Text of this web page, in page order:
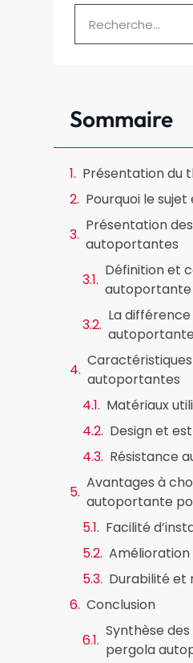
Sommaire
Présentation du
Pourquoi le
Présentation
autoportantes
Définition et
autoportante
La
autoportantes
Matériaux
Design et
Résistance
Avantages à
autoportante
Facilité
Amélioration
Durabilité et
Conclusion
Synthèse
pergola